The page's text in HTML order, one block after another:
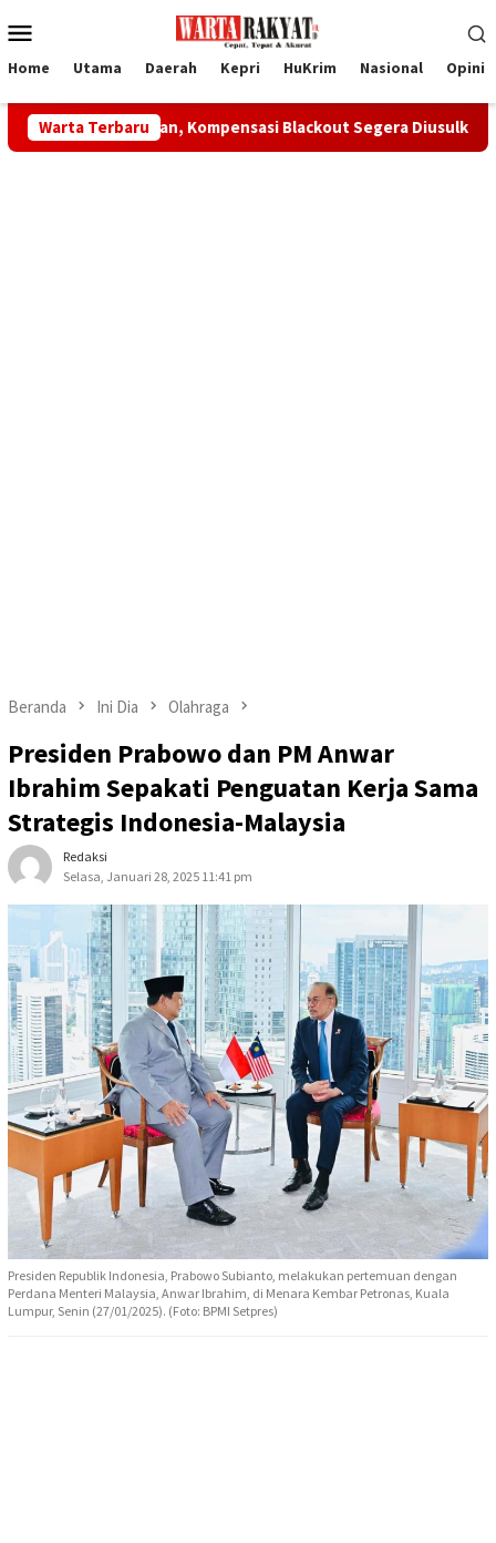
ke
Mobile
Home Utama Daerah Kepri HuKrim Nasional Opini
Warta Terbaru
Kompensasi Blackout Segera Diusulkan ke Pusat
Beranda Ini Dia Olahraga
Presiden Prabowo dan PM Anwar
Ibrahim Sepakati Penguatan Kerja Sama
Strategis Indonesia-Malaysia
Redaksi
Selasa, Januari 28, 2025 11:41 pm
Presiden Republik Indonesia, Prabowo Subianto, melakukan pertemuan dengan
Perdana Menteri Malaysia, Anwar Ibrahim, di Menara Kembar Petronas, Kuala
Lumpur, Senin (27/01/2025). (Foto: BPMI Setpres)